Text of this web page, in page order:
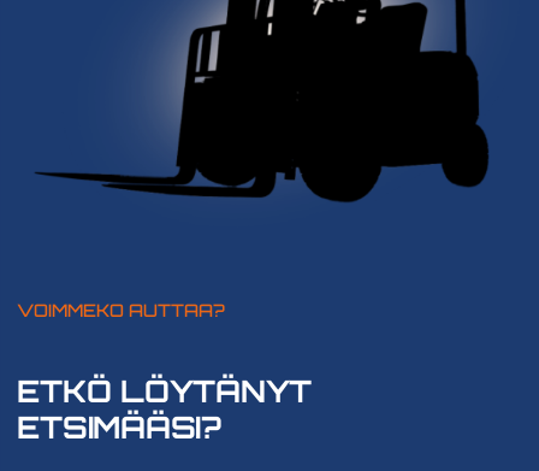
VOIMMEKO AUTTAA?
ETKÖ LÖYTÄNYT
ETSIMÄÄSI?